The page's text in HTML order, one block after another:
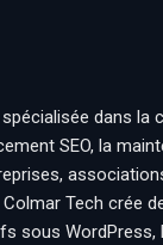
dans la
SEO, la
Colmar Tech crée
sous WordPress,